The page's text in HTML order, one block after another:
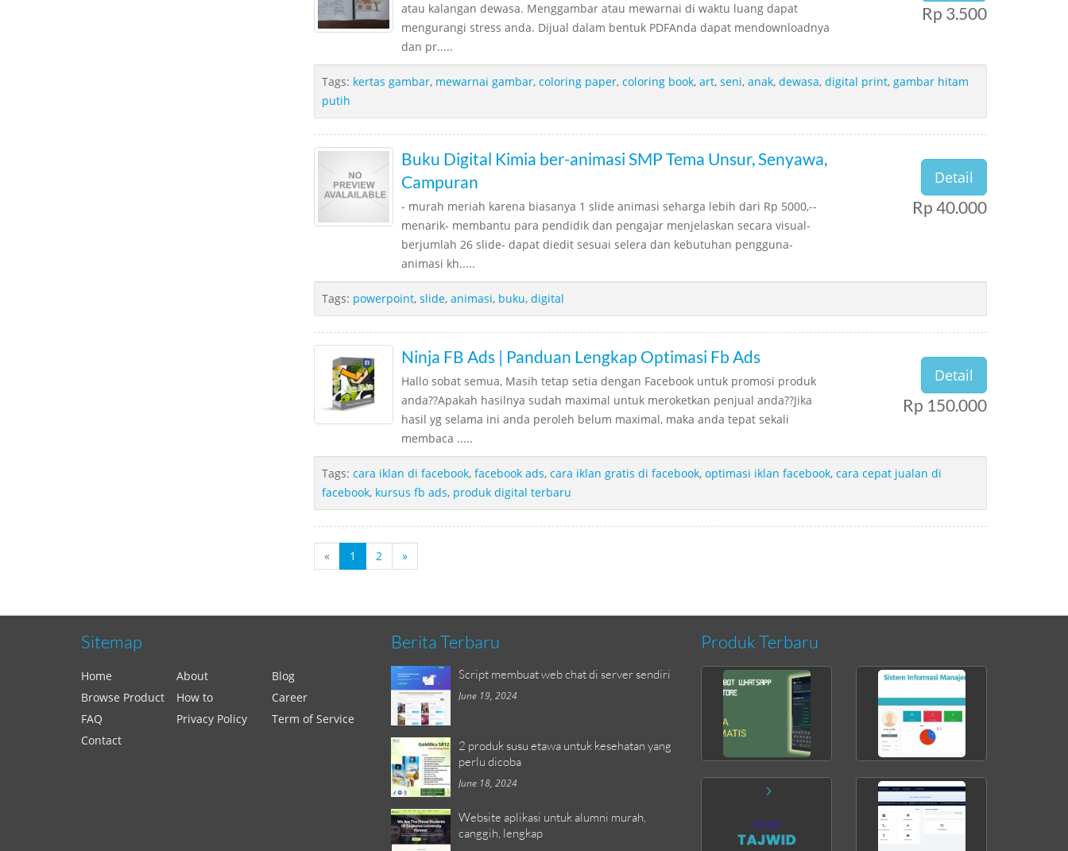
atau kalangan dewasa. Menggambar atau mewarnai di waktu luang dapat
mengurangi stress anda. Dijual dalam bentuk PDFAnda dapat mendownloadnya
dan pr.....
Rp 3.500
Tags: kertas gambar, mewarnai gambar, coloring paper, coloring book, art, seni, anak, dewasa, digital print, gambar hitam
putih
Buku Digital Kimia ber-animasi SMP Tema Unsur, Senyawa,
Campuran
- murah meriah karena biasanya 1 slide animasi seharga lebih dari Rp 5000,--
menarik- membantu para pendidik dan pengajar menjelaskan secara visual-
berjumlah 26 slide- dapat diedit sesuai selera dan kebutuhan pengguna-
animasi kh.....
Detail
Rp 40.000
Tags: powerpoint, slide, animasi, buku, digital
Ninja FB Ads | Panduan Lengkap Optimasi Fb Ads
Hallo sobat semua, Masih tetap setia dengan Facebook untuk promosi produk
anda??Apakah hasilnya sudah maximal untuk meroketkan penjual anda??Jika
hasil yg selama ini anda peroleh belum maximal, maka anda tepat sekali
membaca .....
Detail
Rp 150.000
Tags: cara iklan di facebook, facebook ads, cara iklan gratis di facebook, optimasi iklan facebook, cara cepat jualan di
facebook, kursus fb ads, produk digital terbaru
« 1 2 »
Sitemap
Home About
Blog
Browse Product
How to
Career
FAQ
Privacy Policy
Term of Service
Contact
Berita Terbaru
Script membuat web chat di server sendiri
June 19, 2024
2 produk susu etawa untuk kesehatan yang
perlu dicoba
June 18, 2024
Website aplikasi untuk alumni murah,
canggih, lengkap
Produk Terbaru